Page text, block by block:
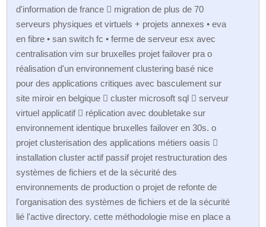
d'information de france  migration de plus de 70
serveurs physiques et virtuels + projets annexes • eva
en fibre • san switch fc • ferme de serveur esx avec
centralisation vim sur bruxelles projet failover pra o
réalisation d'un environnement clustering basé nice
pour des applications critiques avec basculement sur
site miroir en belgique  cluster microsoft sql  serveur
virtuel applicatif  réplication avec doubletake sur
environnement identique bruxelles failover en 30s. o
projet clusterisation des applications métiers oasis 
installation cluster actif passif projet restructuration des
systèmes de fichiers et de la sécurité des
environnements de production o projet de refonte de
l'organisation des systèmes de fichiers et de la sécurité
lié l'active directory. cette méthodologie mise en place a